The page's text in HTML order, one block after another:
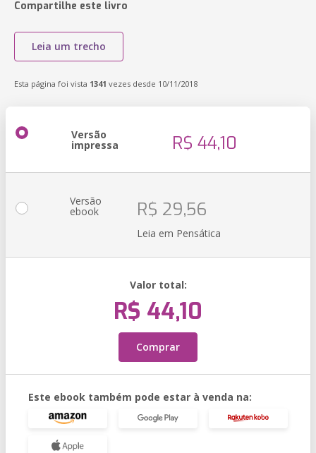
Compartilhe este livro
Leia um trecho
Esta página foi vista 1341 vezes desde 10/11/2018
Versão
impressa R$ 44,10
Versão
ebook R$ 29,56
Leia em Pensática
Valor total:
R$ 44,10
Comprar
Este ebook também pode estar à venda na: